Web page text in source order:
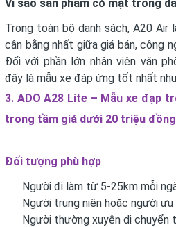
Vì sao sản phẩm có mặt trong
Trong toàn bộ danh sách, A20 Air
cân bằng nhất giữa giá bán, công
Đối với phần lớn nhân viên văn
đây là mẫu xe đáp ứng tốt nhất
3. ADO A28 Lite – Mẫu xe đạp
trong tầm giá dưới 20 triệu đồng
Đối tượng phù hợp
Người đi làm từ 5-25km mỗi
Người trung niên hoặc người
Người thường xuyên di chuyển